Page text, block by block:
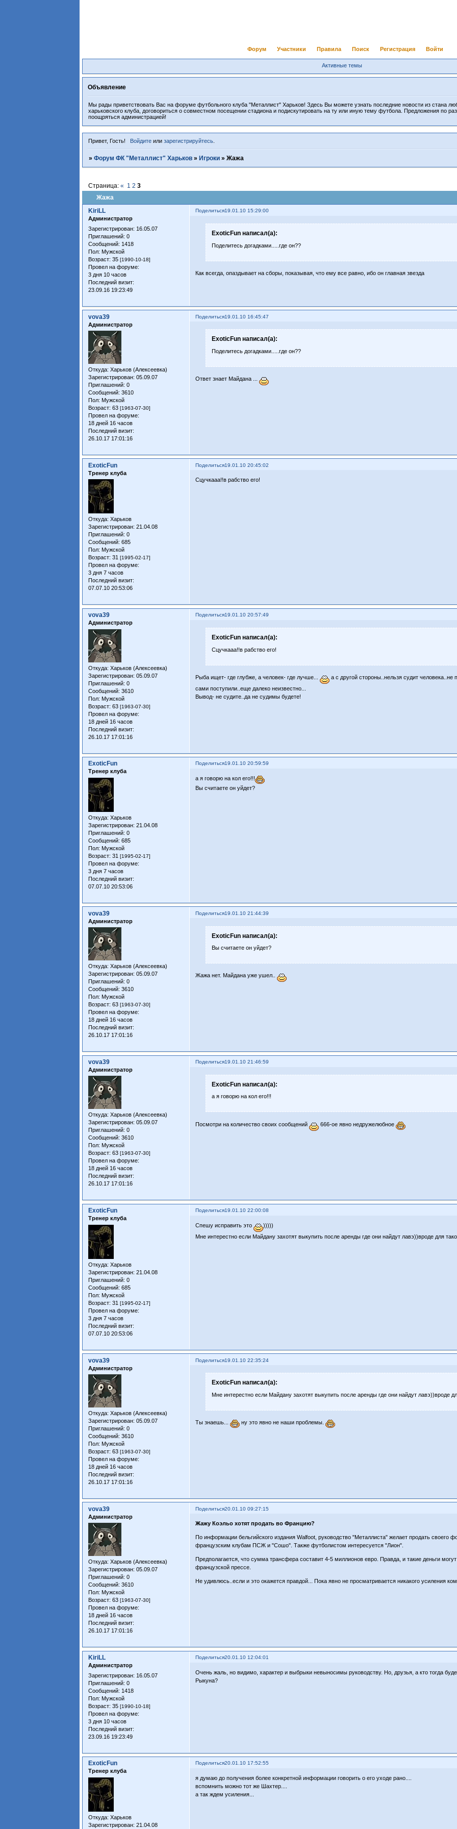
Форум Участники Правила Поиск Регистрация Войти
Активные темы
Объявление
Мы рады приветствовать Вас на форуме футбольного клуба "Металлист" Харьков! Здесь Вы можете узнать последние новости из стана
харьковского клуба, договориться о совместном посещении стадиона и подискутировать на ту или иную тему футбола. Предложения по
поощряться администрацией!
Привет, Гость! Войдитеили зарегистрируйтесь.
»Форум ФК "Металлист" Харьков » Игроки »Жажа
Жажа
Страница:« 1 2 3
Поделиться19.01.10 15:29:00
KiriLL
Администратор
Зарегистрирован: 16.05.07
Приглашений: 0
Сообщений: 1418
Пол: Мужской
Возраст: 35[1990-10-18]
Провел на форуме:
3 дня 10 часов
Последний визит:
23.09.16 19:23:49
ExoticFun написал(а):
Поделитесь догадками.....где он??
Как всегда, опаздывает на сборы, показывая, что ему все равно, ибо он главная звезда
Поделиться19.01.10 16:45:47
vova39
Администратор
Откуда: Харьков (Алексеевка)
Зарегистрирован: 05.09.07
Приглашений: 0
Сообщений: 3610
Пол: Мужской
Возраст: 63[1963-07-30]
Провел на форуме:
18 дней 16 часов
Последний визит:
26.10.17 17:01:16
ExoticFun написал(а):
Поделитесь догадками.....где он??
Ответ знает Майдана ...
Поделиться19.01.10 20:45:02
ExoticFun
Тренер клуба
Откуда: Харьков
Зарегистрирован: 21.04.08
Приглашений: 0
Сообщений: 685
Пол: Мужской
Возраст: 31[1995-02-17]
Провел на форуме:
3 дня 7 часов
Последний визит:
07.07.10 20:53:06
Сцучкааа!!в рабство его!
Поделиться19.01.10 20:57:49
vova39
Администратор
Откуда: Харьков (Алексеевка)
Зарегистрирован: 05.09.07
Приглашений: 0
Сообщений: 3610
Пол: Мужской
Возраст: 63[1963-07-30]
Провел на форуме:
18 дней 16 часов
Последний визит:
26.10.17 17:01:16
ExoticFun написал(а):
Сцучкааа!!в рабство его!
Рыба ищет- где глубже, а человек- где лучше...
а с другой стороны..нельзя судит
сами поступили..еще далеко неизвестно...
Вывод- не судите..да не судимы будете!
Поделиться19.01.10 20:59:59
ExoticFun
Тренер клуба
Откуда: Харьков
Зарегистрирован: 21.04.08
Приглашений: 0
Сообщений: 685
Пол: Мужской
Возраст: 31[1995-02-17]
Провел на форуме:
3 дня 7 часов
Последний визит:
07.07.10 20:53:06
а я говорю на кол его!!!
Вы считаете он уйдет?
Поделиться19.01.10 21:44:39
vova39
Администратор
Откуда: Харьков (Алексеевка)
Зарегистрирован: 05.09.07
Приглашений: 0
Сообщений: 3610
Пол: Мужской
Возраст: 63[1963-07-30]
Провел на форуме:
18 дней 16 часов
Последний визит:
26.10.17 17:01:16
ExoticFun написал(а):
Вы считаете он уйдет?
Жажа нет. Майдана уже ушел..
Поделиться19.01.10 21:46:59
vova39
Администратор
Откуда: Харьков (Алексеевка)
Зарегистрирован: 05.09.07
Приглашений: 0
Сообщений: 3610
Пол: Мужской
Возраст: 63[1963-07-30]
Провел на форуме:
18 дней 16 часов
Последний визит:
26.10.17 17:01:16
ExoticFun написал(а):
а я говорю на кол его!!!
Посмотри на количество своих сообщений 666-ое явно недружелюбное
Поделиться19.01.10 22:00:08
ExoticFun
Тренер клуба
Откуда: Харьков
Зарегистрирован: 21.04.08
Приглашений: 0
Сообщений: 685
Пол: Мужской
Возраст: 31[1995-02-17]
Провел на форуме:
3 дня 7 часов
Последний визит:
07.07.10 20:53:06
Спешу исправить это
)))))
Мне интерестно если Майдану захотят выкупить после аренды где они найдут лавэ))вроде для
Поделиться19.01.10 22:35:24
vova39
Администратор
Откуда: Харьков (Алексеевка)
Зарегистрирован: 05.09.07
Приглашений: 0
Сообщений: 3610
Пол: Мужской
Возраст: 63[1963-07-30]
Провел на форуме:
18 дней 16 часов
Последний визит:
26.10.17 17:01:16
ExoticFun написал(а):
Мне интерестно если Майдану захотят выкупить после аренды где они найдут лавэ))вроде
Ты знаешь... ну это явно не наши проблемы.
Поделиться20.01.10 09:27:15
vova39
Администратор
Откуда: Харьков (Алексеевка)
Зарегистрирован: 05.09.07
Приглашений: 0
Сообщений: 3610
Пол: Мужской
Возраст: 63[1963-07-30]
Провел на форуме:
18 дней 16 часов
Последний визит:
26.10.17 17:01:16
Жажу Коэльо хотят продать во Францию?
По информации бельгийского издания Walfoot, руководство "Металлиста" желает продать своего
французским клубам ПСЖ и "Сошо". Также футболистом интересуется "Лион".
Предполагается, что сумма трансфера составит 4-5 миллионов евро. Правда, и такие деньги
французской прессе.
Не удивлюсь..если и это окажется правдой... Пока явно не просматривается никакого усиления
Поделиться20.01.10 12:04:01
KiriLL
Администратор
Зарегистрирован: 16.05.07
Приглашений: 0
Сообщений: 1418
Пол: Мужской
Возраст: 35[1990-10-18]
Провел на форуме:
3 дня 10 часов
Последний визит:
23.09.16 19:23:49
Очень жаль, но видимо, характер и выбрыки невыносимы руководству. Но, друзья, а кто тогда
Рыкуна?
Поделиться20.01.10 17:52:55
ExoticFun
Тренер клуба
Откуда: Харьков
Зарегистрирован: 21.04.08
я думаю до получения более конкретной информации говорить о его уходе рано....
вспомнить можно тот же Шахтер....
а так ждем усиления...